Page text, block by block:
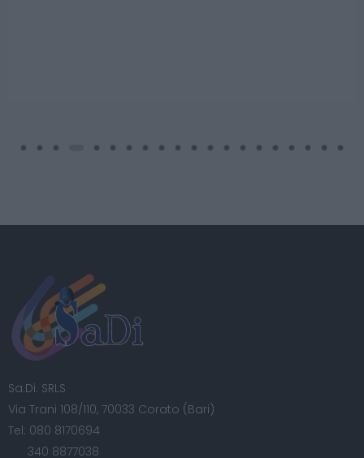
Sa.Di. SRLS
Via Trani 108/110, 70033 Corato (Bari)
Tel: 080 8170694
340 8877038